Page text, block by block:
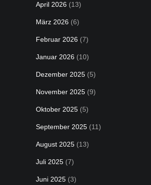
April 2026 (13)
März 2026 (6)
Februar 2026 (7)
Januar 2026 (10)
Dezember 2025 (5)
November 2025 (9)
Oktober 2025 (5)
September 2025 (11)
August 2025 (13)
Juli 2025 (7)
Juni 2025 (3)